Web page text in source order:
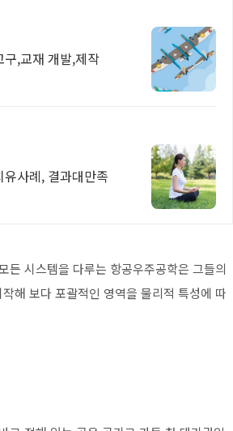
,교재 개발,제작
사례, 결과대만족
든 시스템을 다루는 항공우주공학은 그들의
해 보다 포괄적인 영역을 물리적 특성에 따